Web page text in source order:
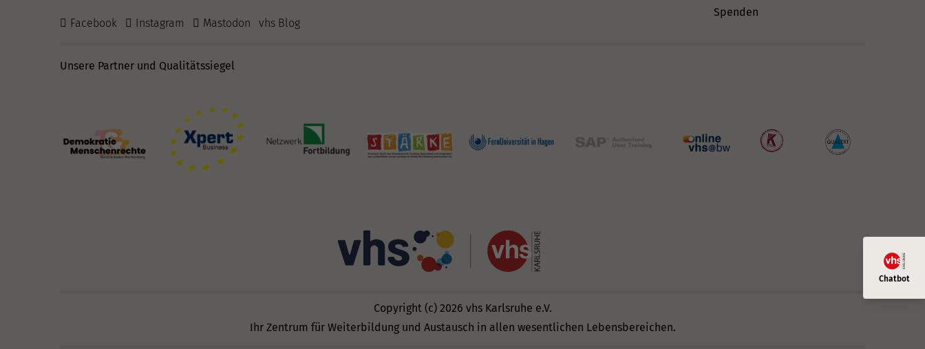
Facebook Instagram Mastodon vhs Blog
Spenden
Unsere Partner und Qualitätssiegel
Copyright (c) 2026 vhs Karlsruhe e.V.
Ihr Zentrum für Weiterbildung und Austausch in allen wesentlichen Lebensbereichen.